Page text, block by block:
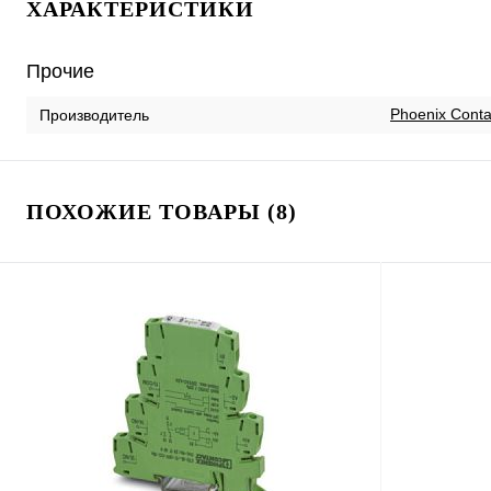
ХАРАКТЕРИСТИКИ
Прочие
Производитель Phoenix
ПОХОЖИЕ ТОВАРЫ (8)